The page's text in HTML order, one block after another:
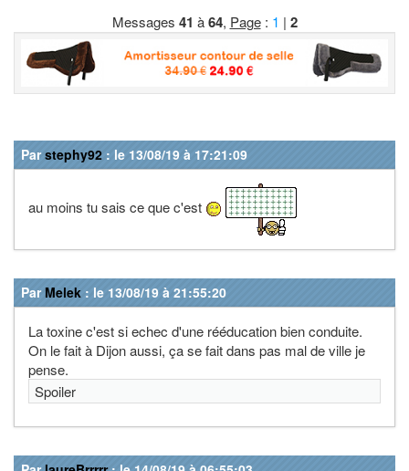
Messages 41 à64, Page: 1 | 2
Parstephy92 : le 13/08/19 à 17:21:09
au moins tu sais ce que c'est
Par Melek : le 13/08/19 à 21:55:20
La toxine c'est si echec d'une rééducation bien conduite.
On le fait à Dijon aussi, ça se fait dans pas mal de ville je
pense.
Spoiler